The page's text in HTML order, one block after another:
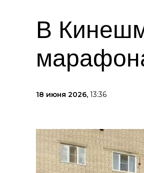
В
18 июня 2026, 13:36